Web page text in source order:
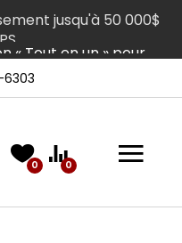
« Tout en un » pour
pour occupation
visiter
comprenant un
« clé en main »
0 0